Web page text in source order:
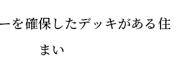
を確保したデッキがある住
まい